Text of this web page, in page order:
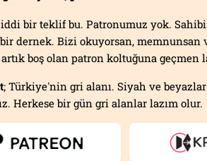
bir teklif bu. Patronumuz yok.
dernek. Bizi okuyorsan, memnunsan
boş olan patron koltuğuna geçmen
; Türkiye'nin gri alanı. Siyah ve
Herkese bir gün gri alanlar lazım olur.